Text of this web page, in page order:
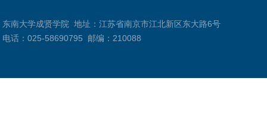
东南大学成贤学院 地址：江苏省南京市江北新区东大路6号
电话：025-58690795
邮编：210088